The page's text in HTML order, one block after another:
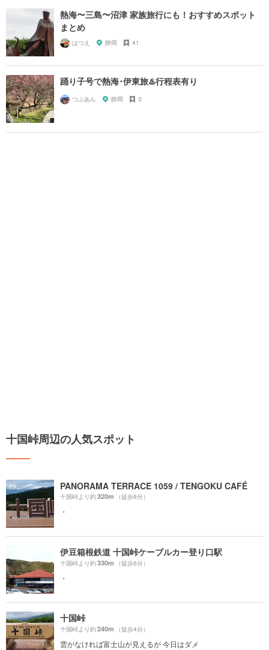
熱海〜三島〜沼津 家族旅行にも！おすすめスポット
まとめ
はつえ 静岡 41
踊り子号で熱海･伊東旅♨️行程表有り
つぶあん 静岡 3
十国峠周辺の人気スポット
PANORAMA TERRACE 1059 / TENGOKU CAFÉ
十国峠より約320m （徒歩6分）
・
伊豆箱根鉄道 十国峠ケーブルカー登り口駅
十国峠より約330m （徒歩6分）
・
十国峠
十国峠より約240m （徒歩4分）
雲がなければ富士山が見えるが 今日はダメ